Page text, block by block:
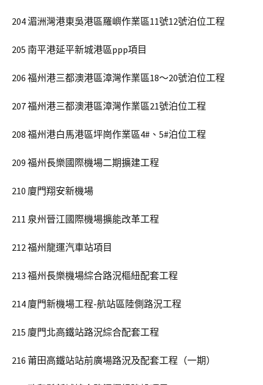
204 湄洲灣港東吳港區羅嶼作業區11號12號泊位工程
205 南平港延平新城港區ppp項目
206 福州港三都澳港區漳灣作業區18～20號泊位工程
207 福州港三都澳港區漳灣作業區21號泊位工程
208 福州港白馬港區坪崗作業區4#、5#泊位工程
209 福州長樂國際機場二期擴建工程
210 廈門翔安新機場
211 泉州晉江國際機場擴能改革工程
212 福州龍運汽車站項目
213 福州長樂機場綜合路況樞紐配套工程
214 廈門新機場工程-航站區陸側路況工程
215 廈門北高鐵站路況綜合配套工程
216 莆田高鐵站站前廣場路況及配套工程（一期）